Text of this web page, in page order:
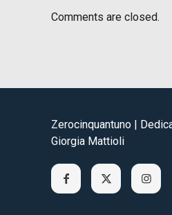
Comments are closed.
Zerocinquantuno |
Giorgia Mattioli